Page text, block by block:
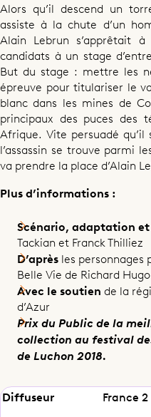
Marche ou crève
Alors qu’il descend un
assiste à la chute d’un
Alain Lebrun s’apprêtait
candidats à un stage
But du stage : mettre les
épreuve pour titulariser le
blanc dans les mines de
principaux des puces des
Afrique. Vite persuadé qu’il
l’assassin se trouve parmi
va prendre la place d’Alain
Plus d’informations :
Scénario, adaptation
Tackian et Franck Thilliez
D’après les personnages
Belle Vie de Richard
Avec le soutien de la
d’Azur
Prix du Public de la
collection au festival
de Luchon 2018.
Diffuseur France 2